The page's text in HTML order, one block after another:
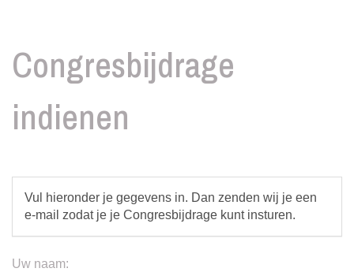
Congresbijdrage
indienen
Vul hieronder je gegevens in. Dan zenden wij je een
e-mail zodat je je Congresbijdrage kunt insturen.
Uw naam: